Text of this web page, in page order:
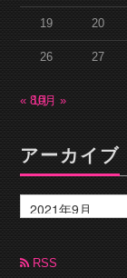
19 20
26 27
« 8月
10月 »
アーカイブ
ー
カ
ブ RSS